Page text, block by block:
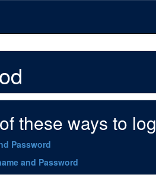
these ways to
Password
and Password